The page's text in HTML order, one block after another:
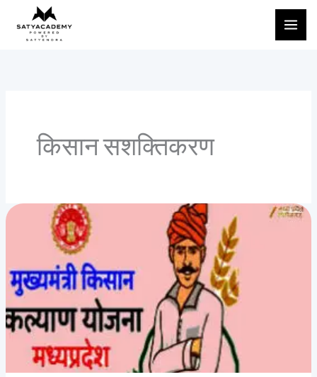
किसान सशक्तिकरण
मुख्यमंत्री
योजना
–
मध्यप्रदेश
के
किसानों